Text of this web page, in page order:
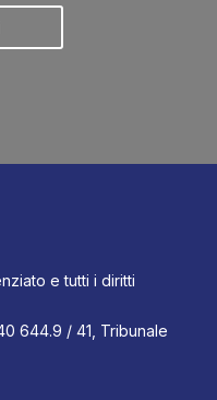
e tutti i diritti
644.9 / 41, Tribunale